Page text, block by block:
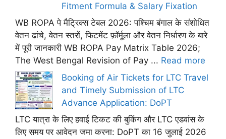
Fitment Formula & Salary Fixation
WB ROPA पे मैट्रिक्स टेबल 2026: पश्चिम बंगाल के संशोधित
वेतन ढांचे, वेतन स्तरों, फिटमेंट फ़ॉर्मूला और वेतन निर्धारण के बारे
में पूरी जानकारी WB ROPA Pay Matrix Table 2026;
The West Bengal Revision of Pay ... Read more
Booking of Air Tickets for LTC Travel
and Timely Submission of LTC
Advance Application: DoPT
LTC यात्रा के लिए हवाई टिकट की बुकिंग और LTC एडवांस के
लिए समय पर आवेदन जमा करना: DoPT का 16 जुलाई 2026